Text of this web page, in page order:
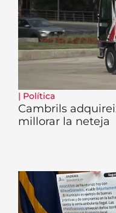
| Política
Cambrils
millorar la neteja